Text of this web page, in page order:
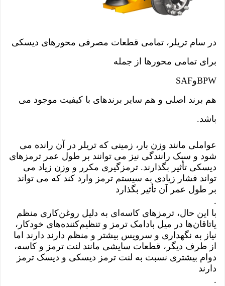
در سام تریلر، تمامی قطعات مصرفی محورهای دیسکی
برای تمامی محورها از جمله
BPWوSAF
هم برند اصلی و هم سایر برندهای با کیفیت موجود می
باشد.
عواملی مانند وزن بار، زمینی که تریلر در آن رانده می
شود و سبک رانندگی نیز می توانند بر طول عمر ترمزهای
دیسکی تأثیر بگذارند. ترمزگیری مکرر و وزن زیاد می
تواند فشار زیادی به سیستم ترمز وارد کند که می تواند
بر طول عمر آن تأثیر بگذارد
.
با این حال، ترمزهای کاسه‌ای به دلیل روغن‌کاری منظم
یاتاقان‌ها در میل بادامک ترمز و تنظیم‌کننده‌های خودکار،
نیاز به نگهداری و سرویس بیشتر و منظم دارند دارند اما
از طرف دیگر، قطعات سایشی مانند لنت ترمز و کاسه،
دوام بیشتری نسبت به لنت ترمز دیسکی و دیسک ترمز
دارند
.